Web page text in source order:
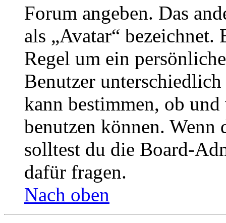
Forum angeben. Das
als „Avatar“
Regel um ein
Benutzer
kann bestimmen, ob
benutzen können. Wenn
solltest du die Board-
dafür fragen.
Nach oben